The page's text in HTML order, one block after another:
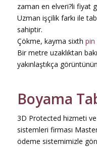
zaman en elveri?li fiyat
Uzman işçilik farkı ile
sahiptir.
Çökme, kayma sixth pin
Bir metre uzaklıktan
yakınlaştıkça
Boyama
3D Protected hizmeti
sistemleri firması
ödeme sistemimizle